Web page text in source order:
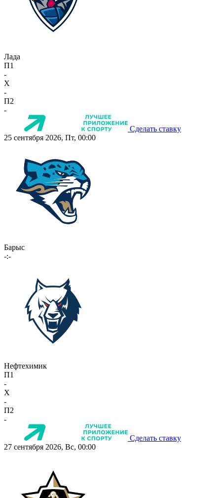
Лада
П1
-
X
-
П2
-
Сделать ставку
25 сентября 2026, Пт, 00:00
Барыс
-:-
Нефтехимик
П1
-
X
-
П2
-
Сделать ставку
27 сентября 2026, Вс, 00:00